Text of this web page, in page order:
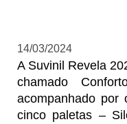
14/03/2024
A Suvinil Revela
chamado
acompanhado por
cinco paletas –